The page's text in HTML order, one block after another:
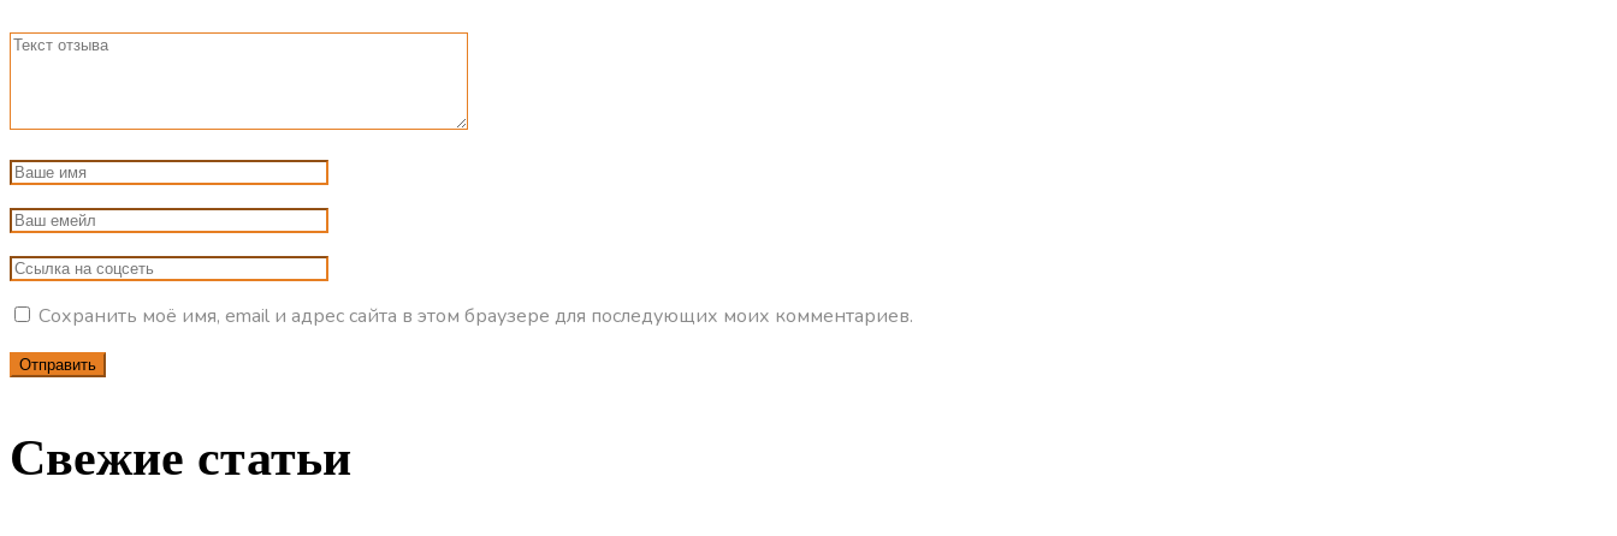
Сохранить моё имя, email и адрес сайта в этом браузере для последующих моих комментариев.
Свежие статьи